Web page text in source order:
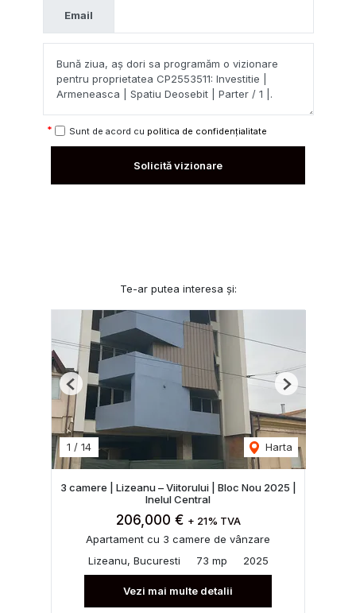
Email
Sunt de acord cu politica de confidențialitate
Solicită vizionare
Te-ar putea interesa și:
1 / 14 Harta
Previous Next
3 camere | Lizeanu – Viitorului | Bloc Nou 2025 |
Inelul Central
206,000 € + 21% TVA
Apartament cu 3 camere de vânzare
Lizeanu, Bucuresti
73 mp 2025
Vezi mai multe detalii